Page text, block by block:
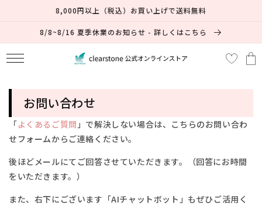
8,000円以上（税込）お買い上げで送料無料
8/8~8/16 夏季休業のお知らせ - 詳しくはこちら
カ
ー
お問い合わせ
「よくあるご質問」で解決しない場合は、 こちらのお問い合わ
せフォームからご連絡ください。
後ほどメールにてご回答させていただきます。（回答にお時間
をいただきます。）
また、右下にございます「AIチャットボット」もぜひご活用く